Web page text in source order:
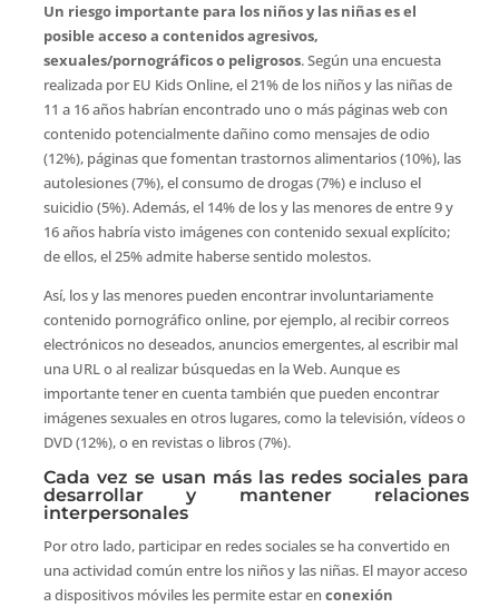
Un riesgo importante para los niños y las niñas es el
posible acceso a contenidos agresivos,
sexuales/pornográficos o peligrosos. Según una encuesta
realizada por EU Kids Online, el 21% de los niños y las niñas de
11 a 16 años habrían encontrado uno o más páginas web con
contenido potencialmente dañino como mensajes de odio
(12%), páginas que fomentan trastornos alimentarios (10%), las
autolesiones (7%), el consumo de drogas (7%) e incluso el
suicidio (5%). Además, el 14% de los y las menores de entre 9 y
16 años habría visto imágenes con contenido sexual explícito;
de ellos, el 25% admite haberse sentido molestos.
Así, los y las menores pueden encontrar involuntariamente
contenido pornográfico online, por ejemplo, al recibir correos
electrónicos no deseados, anuncios emergentes, al escribir mal
una URL o al realizar búsquedas en la Web. Aunque es
importante tener en cuenta también que pueden encontrar
imágenes sexuales en otros lugares, como la televisión, vídeos o
DVD (12%), o en revistas o libros (7%).
Cada vez se usan más las redes sociales para
desarrollar y mantener relaciones
interpersonales
Por otro lado, participar en redes sociales se ha convertido en
una actividad común entre los niños y las niñas. El mayor acceso
a dispositivos móviles les permite estar en conexión